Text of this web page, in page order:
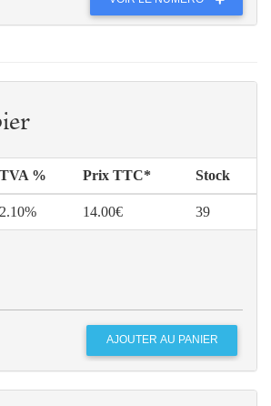
TVA % Prix TTC* Stock
2.10% 14.00€ 39